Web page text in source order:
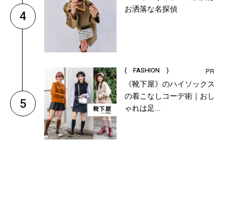
4
お洒落な名探偵
5
( FASHION )
《靴下屋》のハイソックス
の着こなしコーデ術｜おし
ゃれは足...